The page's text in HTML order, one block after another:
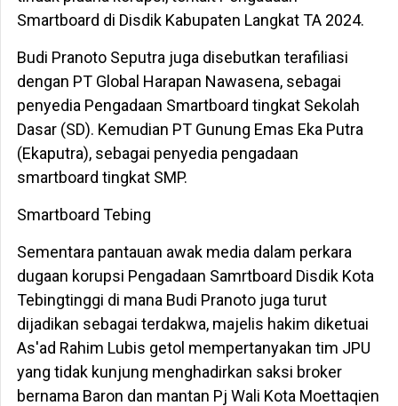
Smartboard di Disdik Kabupaten Langkat TA 2024.
Budi Pranoto Seputra juga disebutkan terafiliasi
dengan PT Global Harapan Nawasena, sebagai
penyedia Pengadaan Smartboard tingkat Sekolah
Dasar (SD). Kemudian PT Gunung Emas Eka Putra
(Ekaputra), sebagai penyedia pengadaan
smartboard tingkat SMP.
Smartboard Tebing
Sementara pantauan awak media dalam perkara
dugaan korupsi Pengadaan Samrtboard Disdik Kota
Tebingtinggi di mana Budi Pranoto juga turut
dijadikan sebagai terdakwa, majelis hakim diketuai
As'ad Rahim Lubis getol mempertanyakan tim JPU
yang tidak kunjung menghadirkan saksi broker
bernama Baron dan mantan Pj Wali Kota Moettaqien